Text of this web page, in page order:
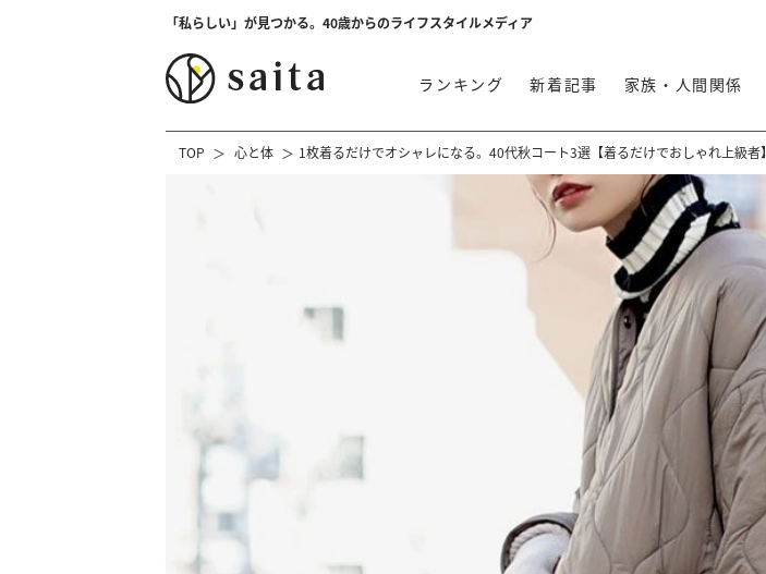
「私らしい」が見つかる。40歳からのライフスタイルメディア
ランキング 新着記事 家族・人間関係
TOP 心と体 1枚着るだけでオシャレになる。40代秋コート3選【着るだけでおしゃれ上級者】